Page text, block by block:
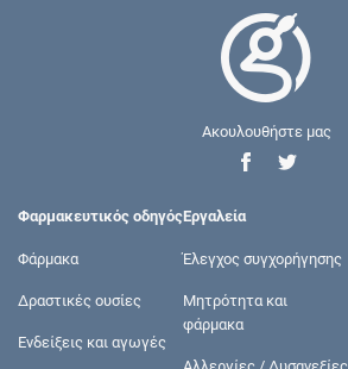
Ακουλουθήστε μας
Φαρμακευτικός οδηγός
Φάρμακα
Δραστικές ουσίες
Ενδείξεις και αγωγές
Εργαλεία
Έλεγχος συγχορήγησης
Μητρότητα και
φάρμακα